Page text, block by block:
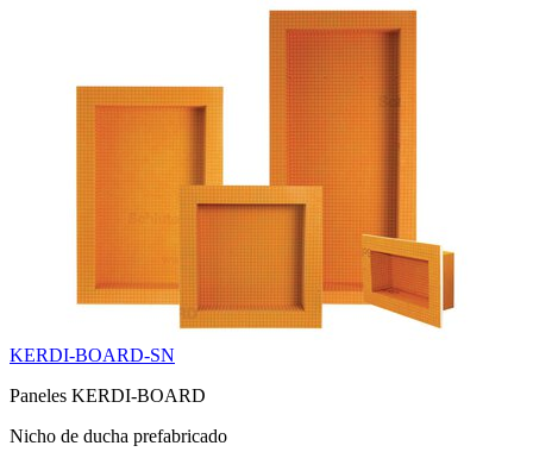
KERDI-BOARD-SN
Paneles KERDI-BOARD
Nicho de ducha prefabricado